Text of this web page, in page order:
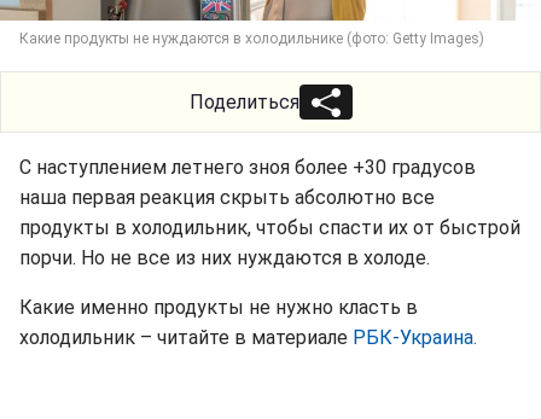
Какие продукты не нуждаются в холодильнике (фото: Getty Images)
Поделиться
С наступлением летнего зноя более +30 градусов
наша первая реакция скрыть абсолютно все
продукты в холодильник, чтобы спасти их от быстрой
порчи. Но не все из них нуждаются в холоде.
Какие именно продукты не нужно класть в
холодильник – читайте в материале РБК-Украина.